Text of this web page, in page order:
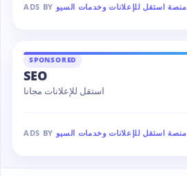
ADS BY منصة استقل للإعلانات وخدمات السيو
SPONSORED
SEO
استقل للإعلانات مجانا
ADS BY منصة استقل للإعلانات وخدمات السيو